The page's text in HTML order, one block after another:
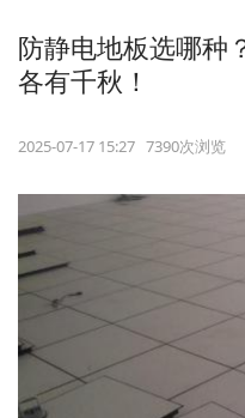
防静电地板选哪种
各有千秋！
2025-07-17 15:27 7390次浏览